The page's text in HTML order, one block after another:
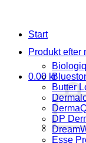
0.00 kr
Start
Produkt efter
Butter
DP
Esse